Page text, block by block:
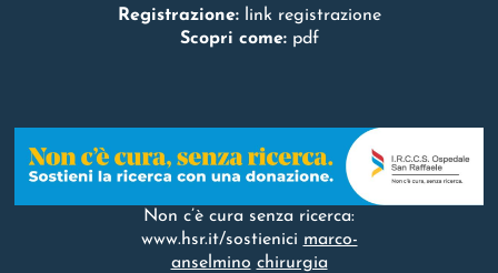
Registrazione:
link registrazione
Scopri come: pdf
Non c’è cura senza ricerca:
www.hsr.it/sostienici marco-
anselmino chirurgia